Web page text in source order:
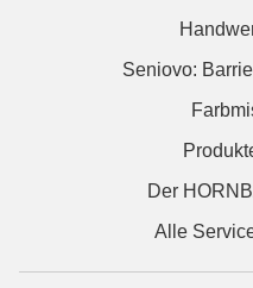
Seniovo:
Der
Alle